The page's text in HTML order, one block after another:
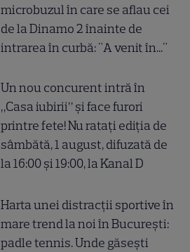
microbuzul în care se aflau cei
de la Dinamo 2 înainte de
intrarea în curbă: "A venit în..."
Un nou concurent intră în
„Casa iubirii” și face furori
printre fete! Nu ratați ediția de
sâmbătă, 1 august, difuzată de
la 16:00 și 19:00, la Kanal D
Harta unei distracții sportive în
mare trend la noi în București:
padle tennis. Unde găsești